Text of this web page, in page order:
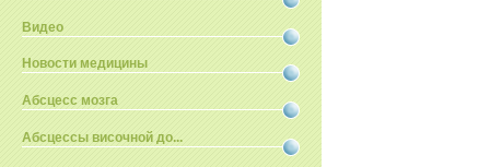
Видео
Новости медицины
Абсцесс мозга
Абсцессы височной до...